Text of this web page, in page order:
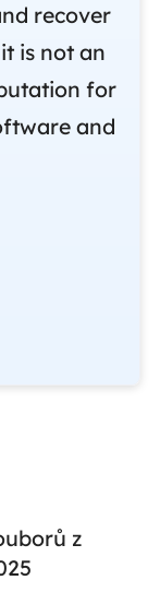
recover
is not an
for
and
z